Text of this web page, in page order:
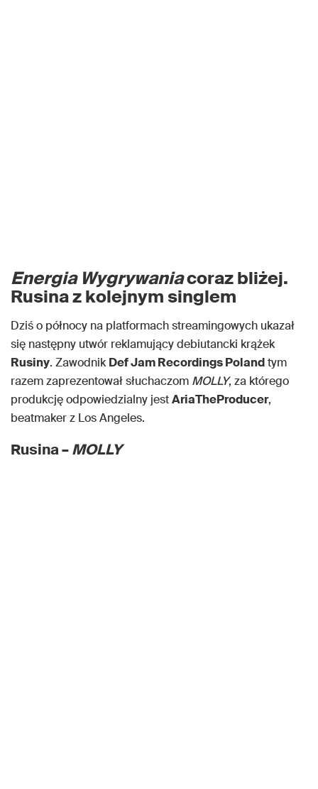
Energia Wygrywaniacoraz bliżej.
Rusina z kolejnym singlem
Dziś o północy na platformach streamingowych ukazał
się następny utwór reklamujący debiutancki krążek
Rusiny. ZawodnikDef Jam Recordings Polandtym
razem zaprezentował słuchaczom MOLLY, za którego
produkcję odpowiedzialny jestAriaTheProducer,
beatmaker z Los Angeles.
Rusina –MOLLY